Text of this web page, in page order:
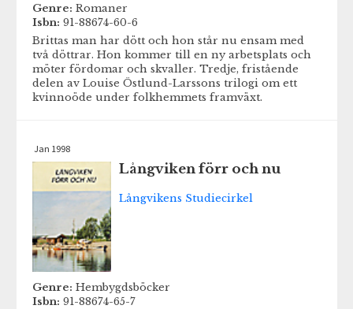
Genre: Romaner
Isbn: 91-88674-60-6
Brittas man har dött och hon står nu ensam med
två döttrar. Hon kommer till en ny arbetsplats och
möter fördomar och skvaller. Tredje, fristående
delen av Louise Östlund-Larssons trilogi om ett
kvinnoöde under folkhemmets framväxt.
Jan 1998
Långviken förr och nu
Långvikens Studiecirkel
Genre: Hembygdsböcker
Isbn: 91-88674-65-7